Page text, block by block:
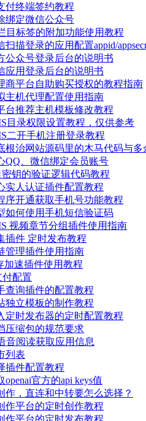
付终端签约教程
绑定微信公众号
目标签的附加功能使用教程
扫描登录的应用配置appid/
公众号登录后台的说明书
应用登录后台的说明书
商平台自助购买授权的教程指南
主机代理配置使用指南
台推荐主机模板修改教程
目录权限设置教程，仅供参考
二开手机注册登录教程
根治网站源码里的木马代码与多
QQ、微信绑定会员账号
钥的验证逻辑代码教程
实人认证插件配置教程
序开通获取手机号功能教程
如何使用手机短信验证码
视频章节分组插件使用指南
插件 定时发布教程
管理插件使用指南
加速插件使用教程
付配置
查询插件的配置教程
独立模板的制作教程
定时发布器的定时配置教程
压缩包的规范要求
音阅读获取应用信息
列表
插件配置教程
openai官方的api keys值
作，直连和中转要怎么选择？
作平台的定时创作教程
作平台的定时发布教程